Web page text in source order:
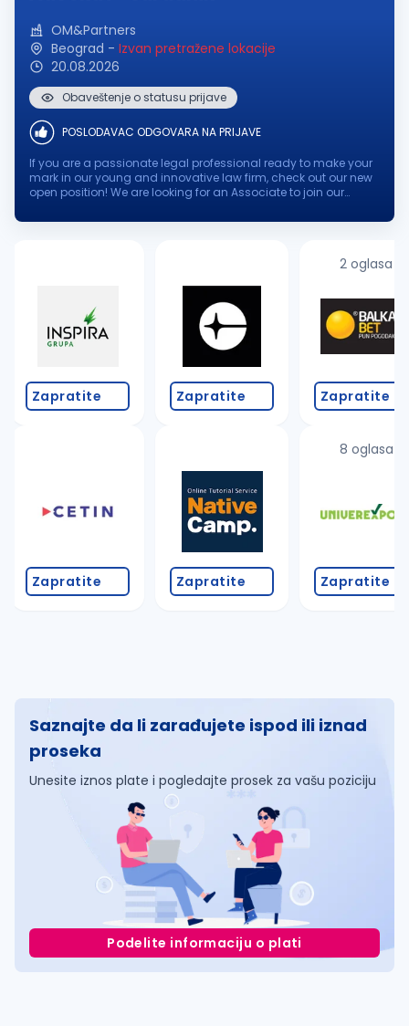
OM&Partners
Beograd - Izvan pretražene lokacije
20.08.2026
Obaveštenje o statusu prijave
POSLODAVAC ODGOVARA NA PRIJAVE
If you are a passionate legal professional ready to make your
mark in our young and innovative law firm, check out our new
open position! We are looking for an Associate to join our
contribute to...
Zapratite
Zapratite
Zapratite
Zapratite
2 oglasa
Zapratite
8 oglasa
Zapratite
Saznajte da li zarađujete ispod ili iznad
proseka
Unesite iznos plate i pogledajte prosek za vašu poziciju
Podelite informaciju o plati